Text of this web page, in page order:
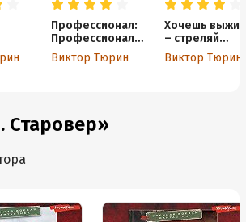
Профессионал:
Профессионал.
Не ради мести.
Один в поле
Виктор Тюрин
Хочешь выжить
– стреляй
первым
Виктор Тюрин
Старовер»